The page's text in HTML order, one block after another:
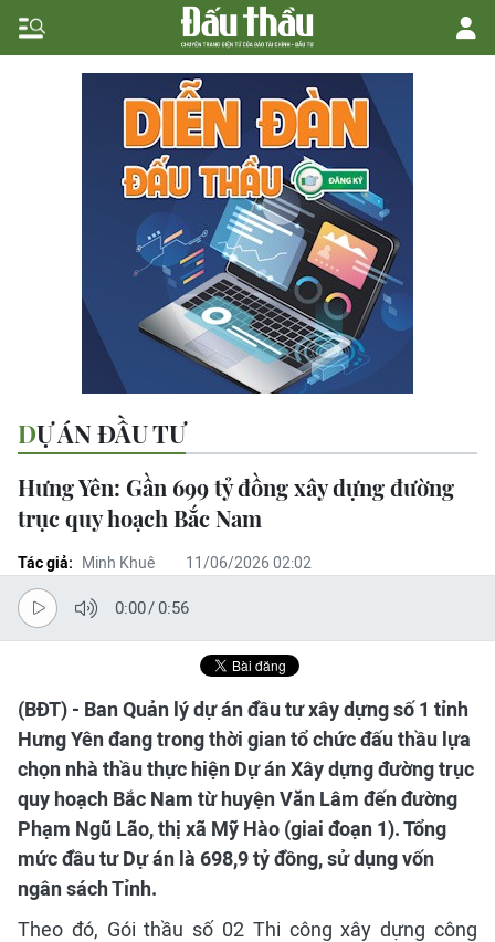
DỰ ÁN ĐẦU TƯ
Hưng Yên: Gần 699 tỷ đồng xây dựng đường
trục quy hoạch Bắc Nam
Tác giả: Minh Khuê 11/06/2026 02:02
0:00/0:56
(BĐT) - Ban Quản lý dự án đầu tư xây dựng số 1 tỉnh
Hưng Yên đang trong thời gian tổ chức đấu thầu lựa
chọn nhà thầu thực hiện Dự án Xây dựng đường trục
quy hoạch Bắc Nam từ huyện Văn Lâm đến đường
Phạm Ngũ Lão, thị xã Mỹ Hào (giai đoạn 1). Tổng
mức đầu tư Dự án là 698,9 tỷ đồng, sử dụng vốn
ngân sách Tỉnh.
Theo đó, Gói thầu số 02 Thi công xây dựng công